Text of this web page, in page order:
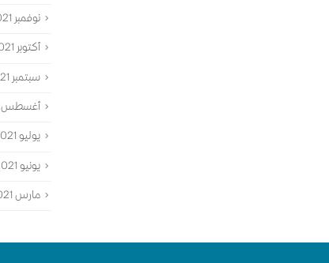
نوفمبر 2021
أكتوبر 2021
سبتمبر 2021
أغسطس 2021
يوليو 2021
يونيو 2021
مارس 2021